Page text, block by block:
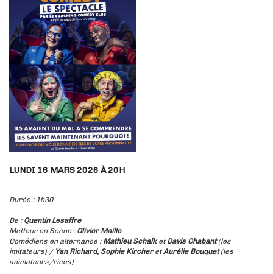
LUNDI 16 MARS 2026 À 20H
Durée : 1h30
De : Quentin Lesaffre
Metteur en Scène : Olivier Maille
Comédiens en alternance : Mathieu SchalketDavis Chabant(les
imitateurs) / Yan Richard, Sophie KircheretAurélie Bouquet(les
animateurs/rices)